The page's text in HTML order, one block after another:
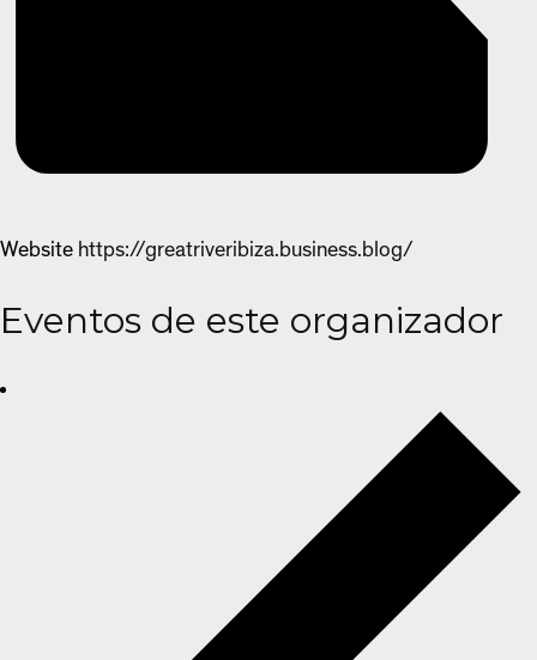
Website https://greatriveribiza.business.blog/
Eventos de este organizador